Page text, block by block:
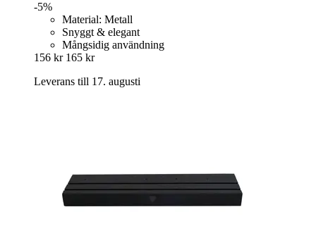
-5%
Material: Metall
Snyggt & elegant
Mångsidig användning
156 kr 165 kr
Leverans till 17. augusti